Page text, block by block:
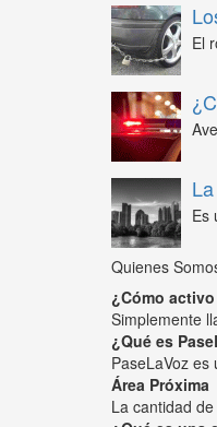
El
Es
Quienes
¿Cómo
Simplemente
¿Qué es
PaseLaVoz
Área Próxima
La cantidad